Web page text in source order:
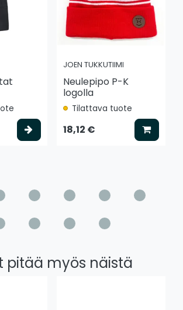
Valitse vaihtoehto
JOEN TUKKUTIIMI
Neulepipo P-K
logolla
Tilattava tuote
18,12 € Lisää
pitää myös näistä